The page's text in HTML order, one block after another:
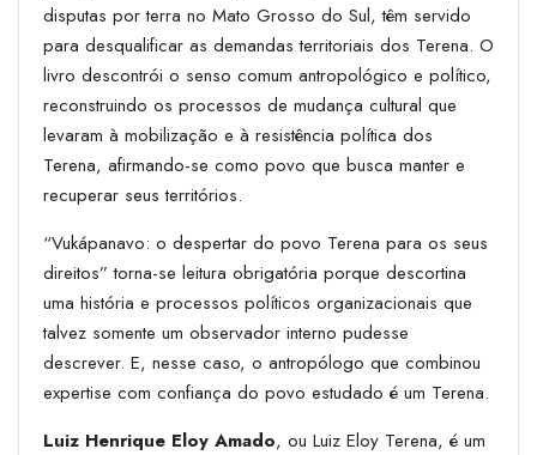
disputas por terra no Mato Grosso do Sul, têm servido
para desqualificar as demandas territoriais dos Terena. O
livro descontrói o senso comum antropológico e político,
reconstruindo os processos de mudança cultural que
levaram à mobilização e à resistência política dos
Terena, afirmando-se como povo que busca manter e
recuperar seus territórios.
“Vukápanavo: o despertar do povo Terena para os seus
direitos” torna-se leitura obrigatória porque descortina
uma história e processos políticos organizacionais que
talvez somente um observador interno pudesse
descrever. E, nesse caso, o antropólogo que combinou
expertise com confiança do povo estudado é um Terena.
Luiz Henrique Eloy Amado, ou Luiz Eloy Terena, é um